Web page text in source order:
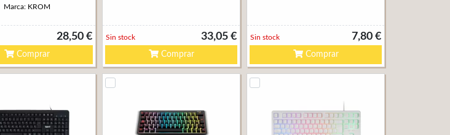
Marca: KROM
28,50 €
Comprar
33,05 €
Sin stock
Comprar
7,80 €
Sin stock
Comprar